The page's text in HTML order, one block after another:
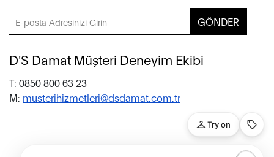
GÖNDER
D'S Damat Müşteri Deneyim Ekibi
T: 0850 800 63 23
M: musterihizmetleri@dsdamat.com.tr